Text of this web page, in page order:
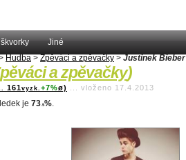
Jiné
Hudba > Zpěváci a zpěvačky > Justinek Bieber
a zpěvačky)
161vyzk. +7%ø) vloženo 17.4.2013
je 73 .5%.